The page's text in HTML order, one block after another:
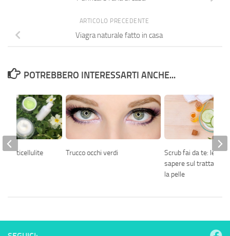
ARTICOLO PRECEDENTE
Viagra naturale fatto in casa
POTREBBERO INTERESSARTI ANCHE...
Trucco occhi verdi
Scrub fai da te: le
sapere sul
la pelle
anticellulite